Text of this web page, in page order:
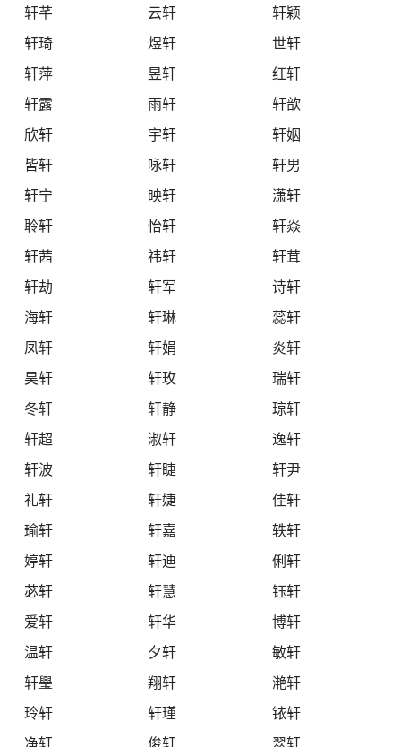
轩芊
云轩
轩颖
轩琦
煜轩
世轩
轩萍
昱轩
红轩
轩露
雨轩
轩歆
欣轩
宇轩
轩姻
皆轩
咏轩
轩男
轩宁
映轩
潇轩
聆轩
怡轩
轩焱
轩茜
祎轩
轩茸
轩劫
轩军
诗轩
海轩
轩琳
蕊轩
凤轩
轩娟
炎轩
昊轩
轩玫
瑞轩
冬轩
轩静
琼轩
轩超
淑轩
逸轩
轩波
轩睫
轩尹
礼轩
轩婕
佳轩
瑜轩
轩嘉
轶轩
婷轩
轩迪
俐轩
苾轩
轩慧
钰轩
爱轩
轩华
博轩
温轩
夕轩
敏轩
轩璺
翔轩
滟轩
玲轩
轩瑾
铱轩